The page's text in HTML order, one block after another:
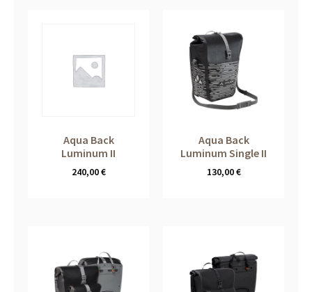
Aqua Back
Luminum II
240,00€
Aqua Back
Luminum Single II
130,00€